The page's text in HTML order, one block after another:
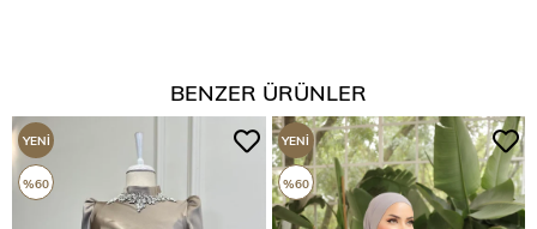
BENZER ÜRÜNLER
YENI
ÜRÜN
%60
YENI
ÜRÜN
%60